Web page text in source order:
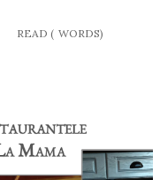
READ ( WORDS)